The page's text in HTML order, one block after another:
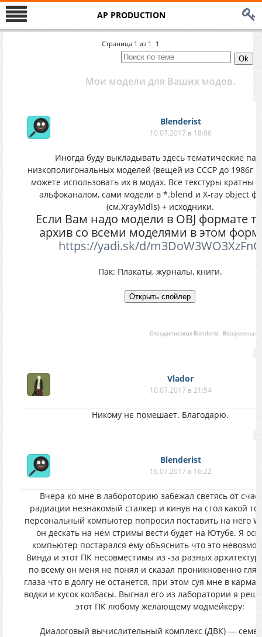
AP PRODUCTION
Страница 1 из 1 1
Мои модели для Ваших модов.
Blenderist
10.07.2017 в 18:06
Иногда буду выкладывать здесь тематические
низкополигональных моделей (вещей из СССР до 1986г
можете использовать их в модах. Все текстуры кратны
альфоканалом, сами модели в *.blend и X-ray object
(см.XrayMdls) + исходники.
Если Вам надо модели в OBJ формате
архив со всеми моделями в этом
https://yadi.sk/d/m3DoW3WO3XzFnG
Пак: Плакаты, журналы, книги.
Отредактировал Blenderist- Воскресенье,
Vlador
10.07.2017 в 21:54
Никому не помешает. Благодарю.
Blenderist
16.07.2017 в 16:22
Вчера ко мне в лабороторию забежал светясь от
радиации незнакомый сталкер и кинув на стол какой то
персональный компьютер попросил поставить на него
он дескать на нем стримы вести будет на Ютубе. Я
компьютер постарался ему объяснить что это
Винда и этот ПК несовместимы из -за разных
по всему он меня не понял и сказал проникновенно
глаза что в долгу не останется, при этом суя мне в
водки и кусок колбасы. Выгнал его из лаборатории я
этот ПК любому желающему модмейкеру:
Диалоговый вычислительный комплекс (ДВК) —